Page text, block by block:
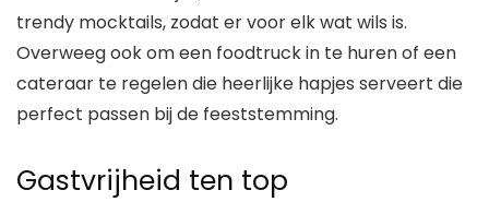
trendy mocktails, zodat er voor elk wat wils is.
Overweeg ook om een foodtruck in te huren of een
cateraar te regelen die heerlijke hapjes serveert die
perfect passen bij de feeststemming.
Gastvrijheid ten top